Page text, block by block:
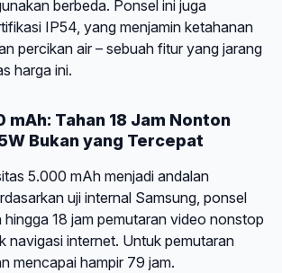
berbeda. Ponsel ini juga
IP54, yang menjamin ketahanan
percikan air – sebuah fitur yang jarang
harga ini.
Tahan 18 Jam Nonton
Bukan yang Tercepat
5.000 mAh menjadi andalan
uji internal Samsung, ponsel
hingga 18 jam pemutaran video nonstop
navigasi internet. Untuk pemutaran
mencapai hampir 79 jam.